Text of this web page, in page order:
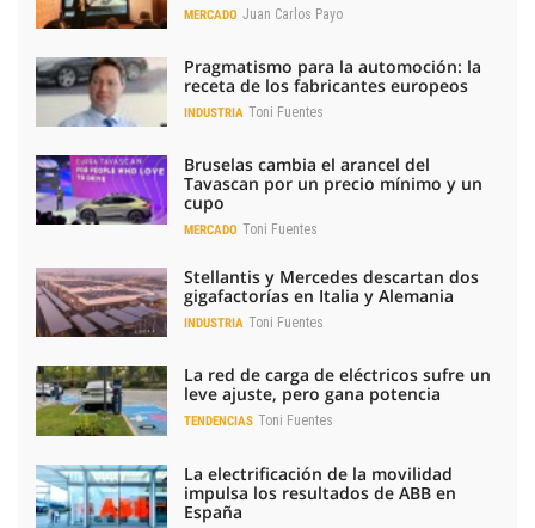
MERCADO Juan Carlos Payo
Pragmatismo para la automoción: la
receta de los fabricantes europeos
INDUSTRIA Toni Fuentes
Bruselas cambia el arancel del
Tavascan por un precio mínimo y un
cupo
MERCADO Toni Fuentes
Stellantis y Mercedes descartan dos
gigafactorías en Italia y Alemania
INDUSTRIA Toni Fuentes
La red de carga de eléctricos sufre un
leve ajuste, pero gana potencia
TENDENCIAS Toni Fuentes
La electrificación de la movilidad
impulsa los resultados de ABB en
España